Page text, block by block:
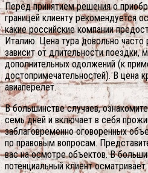
Перед принятием решения о
границей клиенту рекомендуется
какие российские компании
Италию.Цена тура довольно часто
зависит от длительности поездки,
дополнительных одолжений (к
достопримечательностей). В цена
авиаперелет.
В большинстве случаев,
семь дней и включает в себя
заблаговременно оговоренных
по правовым вопросам.
вас на осмотре объектов. В
потенциальный клиент